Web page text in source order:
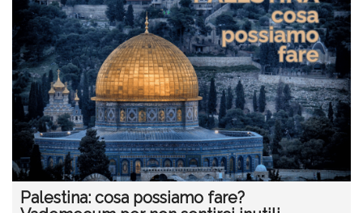
Palestina: cosa possiamo fare?